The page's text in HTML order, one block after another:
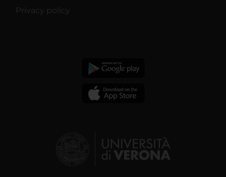
Privacy policy